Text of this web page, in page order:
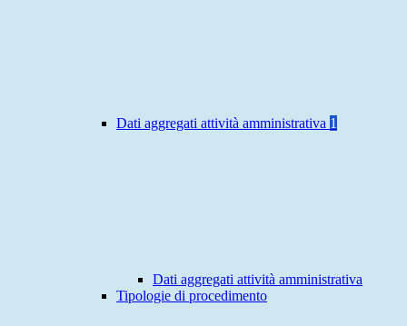
Dati aggregati attività amministrativa 1
Dati aggregati attività amministrativa
Tipologie di procedimento